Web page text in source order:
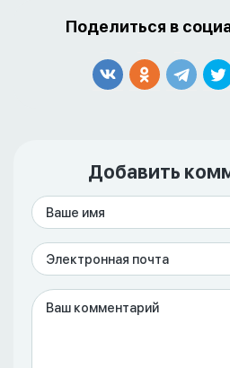
Поделиться в
Добавить